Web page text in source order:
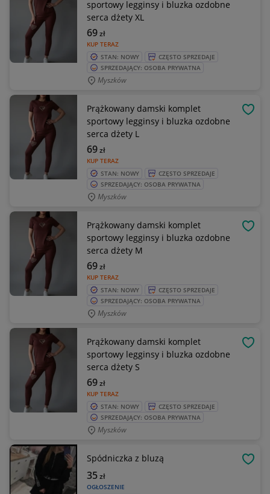
sportowy legginsy i bluzka ozdobne
serca dżety XL
KUP TERAZ
69zł
STAN: NOWY
CZĘSTO SPRZEDAJE
SPRZEDAJĄCY: OSOBA PRYWATNA
Myszków
Prążkowany damski komplet
sportowy legginsy i bluzka ozdobne
serca dżety L
KUP TERAZ
69zł
STAN: NOWY
CZĘSTO SPRZEDAJE
SPRZEDAJĄCY: OSOBA PRYWATNA
Myszków
Prążkowany damski komplet
sportowy legginsy i bluzka ozdobne
serca dżety M
KUP TERAZ
69zł
STAN: NOWY
CZĘSTO SPRZEDAJE
SPRZEDAJĄCY: OSOBA PRYWATNA
Myszków
Prążkowany damski komplet
sportowy legginsy i bluzka ozdobne
serca dżety S
KUP TERAZ
69zł
STAN: NOWY
CZĘSTO SPRZEDAJE
SPRZEDAJĄCY: OSOBA PRYWATNA
Myszków
Spódniczka z bluzą
OGŁOSZENIE
35zł